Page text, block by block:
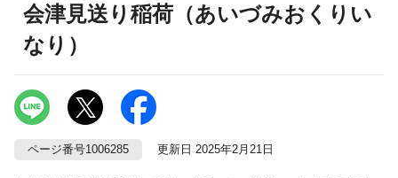
会津見送り稲荷（あいづみおくりい
なり）
ページ番号1006285 更新日 2025年2月21日